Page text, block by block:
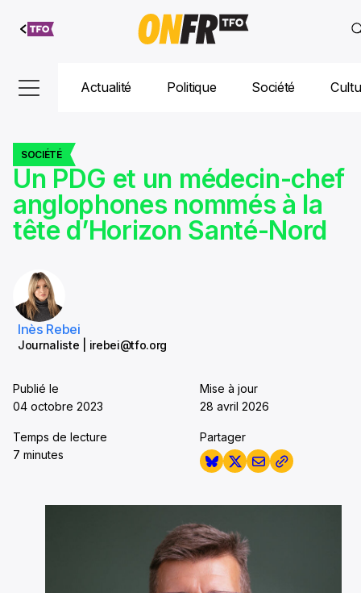
Aller au
contenu
Actualité Politique Société
SOCIÉTÉ
Un PDG et un médecin-chef
anglophones nommés à la
tête d’Horizon Santé-Nord
Inès Rebei
Journaliste | irebei@tfo.org
Publié le
04 octobre 2023
Mise à jour
28 avril 2026
Temps de lecture
7 minutes
Partager